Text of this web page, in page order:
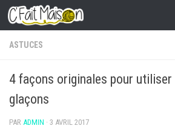
Skip to content
ASTUCES
4 façons originales pour utiliser
glaçons
PAR ADMIN · 3 AVRIL 2017